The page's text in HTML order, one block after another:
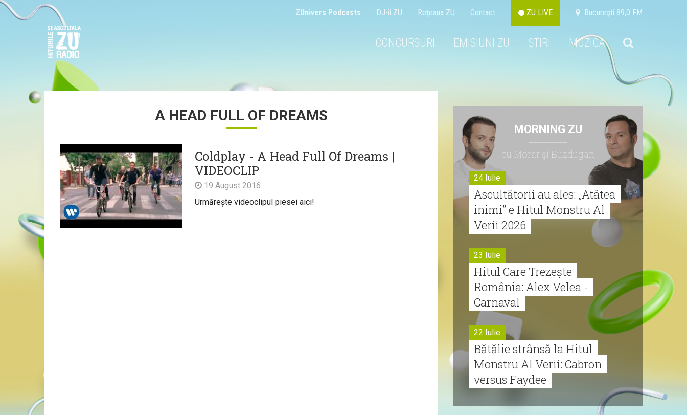
ZUnivers Podcasts DJ-ii ZU Reţeaua ZU Contact ZU LIVE Bucureşti 89,0 FM
CONCURSURI EMISIUNI ZU ȘTIRI MUZICA
A HEAD FULL OF DREAMS
Coldplay - A Head Full Of Dreams |
VIDEOCLIP
19 August 2016
Urmărește videoclipul piesei aici!
MORNING ZU
cu Morar şi Buzdugan
24 Iulie
Ascultătorii au ales: „Atâtea
inimi” e Hitul Monstru Al
Verii 2026
23 Iulie
Hitul Care Trezește
România: Alex Velea -
Carnaval
22 Iulie
Bătălie strânsă la Hitul
Monstru Al Verii: Cabron
versus Faydee